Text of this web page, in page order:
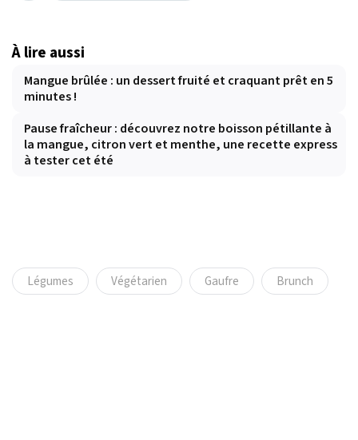
À lire aussi
Mangue brûlée : un dessert fruité et craquant prêt en 5
minutes !
Pause fraîcheur : découvrez notre boisson pétillante à
la mangue, citron vert et menthe, une recette express
à tester cet été
Légumes Végétarien Gaufre Brunch